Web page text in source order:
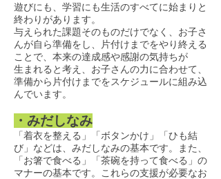
遊びにも、学習にも生活のすべてに始まりと
終わりがあります。
与えられた課題そのものだけでなく、お子さ
んが自ら準備をし、片付けまでをやり終える
ことで、本来の達成感や感謝の気持ちが
生まれると考え、お子さんの力に合わせて、
準備から片付けまでをスケジュールに組み込
んでいます。
・みだしなみ
「着衣を整える」「ボタンかけ」「ひも結
び」などは、みだしなみの基本です。また、
「お箸で食べる」「茶碗を持って食べる」の
マナーの基本です。これらの支援が必要なお